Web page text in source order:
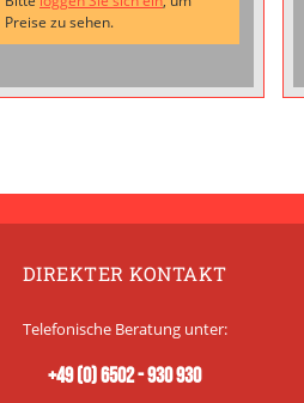
Preise zu sehen.
DIREKTER KONTAKT
Telefonische Beratung unter:
+49 (0) 6502 - 930 930